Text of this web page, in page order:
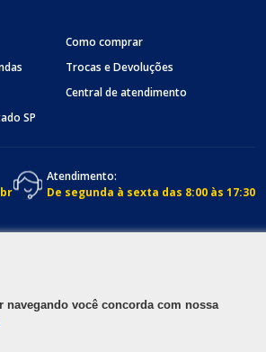
você concorda com nossa
Como comprar
Trocas e Devoluções
Central de atendimento
SP
Atendimento:
De segunda à sexta das 8:00 às 17:30